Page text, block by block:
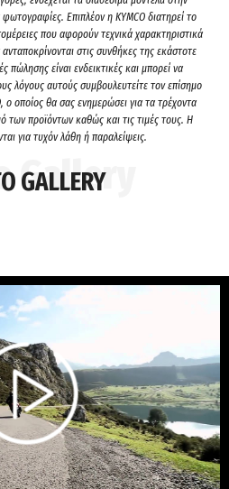
Επιπλέον η KYMCO διατηρεί το
που αφορούν τεχνικά χαρακτηριστικά
στις συνθήκες της εκάστοτε
πώλησης είναι ενδεικτικές και μπορεί να
λόγους αυτούς συμβουλευτείτε τον επίσημο
οποίος θα σας ενημερώσει για τα τρέχοντα
των προϊόντων καθώς και τις τιμές τους. H
για τυχόν λάθη ή παραλείψεις.
GALLERY